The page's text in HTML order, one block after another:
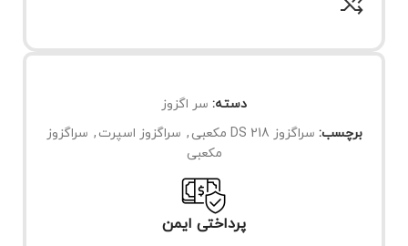
دسته: سر اگزوز
برچسب: سراگزوز 218 DS مکعبی , سراگزوز اسپرت , سراگزوز
مکعبی
پرداختی ایمن